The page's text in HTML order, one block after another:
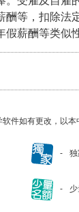
酬等，扣除法
假薪酬等类似
件如有更改，以本
独